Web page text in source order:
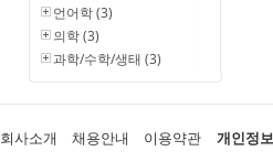
언어학 (3)
의학 (3)
과학/수학/생태 (3)
회사소개 채용안내 이용약관 개인정